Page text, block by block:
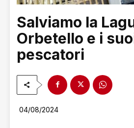
Salviamo la
Orbetello e i
pescatori
04/08/2024